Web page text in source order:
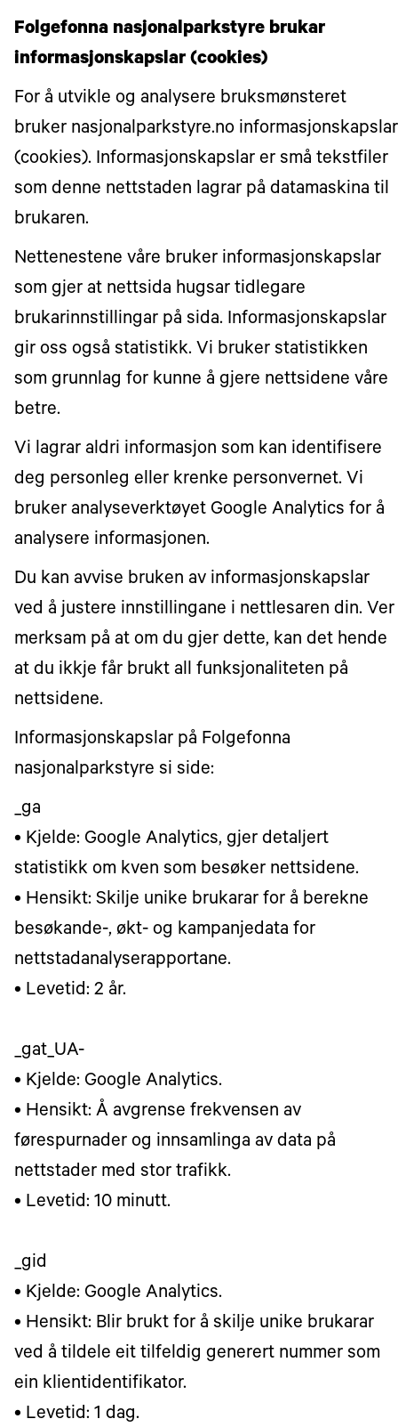
Folgefonna nasjonalparkstyre brukar
informasjonskapslar (cookies)
For å utvikle og analysere bruksmønsteret
bruker nasjonalparkstyre.no informasjonskapslar
(cookies). Informasjonskapslar er små tekstfiler
som denne nettstaden lagrar på datamaskina til
brukaren.
Nettenestene våre bruker informasjonskapslar
som gjer at nettsida hugsar tidlegare
brukarinnstillingar på sida. Informasjonskapslar
gir oss også statistikk. Vi bruker statistikken
som grunnlag for kunne å gjere nettsidene våre
betre.
Vi lagrar aldri informasjon som kan identifisere
deg personleg eller krenke personvernet. Vi
bruker analyseverktøyet Google Analytics for å
analysere informasjonen.
Du kan avvise bruken av informasjonskapslar
ved å justere innstillingane i nettlesaren din. Ver
merksam på at om du gjer dette, kan det hende
at du ikkje får brukt all funksjonaliteten på
nettsidene.
Informasjonskapslar på Folgefonna
nasjonalparkstyre si side:
_ga
• Kjelde: Google Analytics, gjer detaljert
statistikk om kven som besøker nettsidene.
• Hensikt: Skilje unike brukarar for å berekne
besøkande-, økt- og kampanjedata for
nettstadanalyserapportane.
• Levetid: 2 år.
_gat_UA-
• Kjelde: Google Analytics.
• Hensikt: Å avgrense frekvensen av
førespurnader og innsamlinga av data på
nettstader med stor trafikk.
• Levetid: 10 minutt.
_gid
• Kjelde: Google Analytics.
• Hensikt: Blir brukt for å skilje unike brukarar
ved å tildele eit tilfeldig generert nummer som
ein klientidentifikator.
• Levetid: 1 dag.